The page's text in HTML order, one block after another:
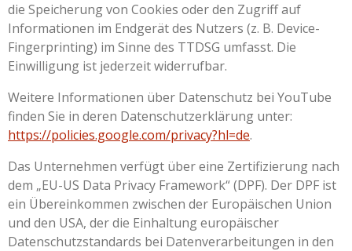
die Speicherung von Cookies oder den Zugriff auf
Informationen im Endgerät des Nutzers (z. B. Device-
Fingerprinting) im Sinne des TTDSG umfasst. Die
Einwilligung ist jederzeit widerrufbar.
Weitere Informationen über Datenschutz bei YouTube
finden Sie in deren Datenschutzerklärung unter:
https://policies.google.com/privacy?hl=de.
Das Unternehmen verfügt über eine Zertifizierung nach
dem „EU-US Data Privacy Framework“ (DPF). Der DPF ist
ein Übereinkommen zwischen der Europäischen Union
und den USA, der die Einhaltung europäischer
Datenschutzstandards bei Datenverarbeitungen in den